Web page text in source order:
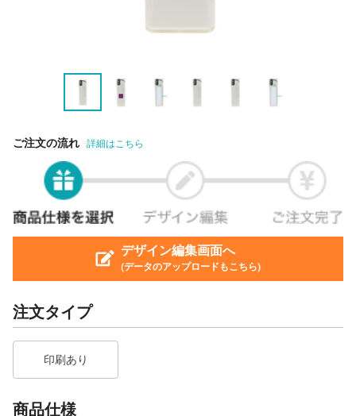
ご注文の流れ 詳細はこちら
デザイン編集画面へ
(データのアップロードもこちら)
注文タイプ
印刷あり
商品仕様